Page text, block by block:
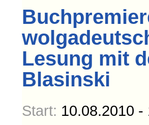
Lesung mit
Blasinski
Start: 10.08.2010 -